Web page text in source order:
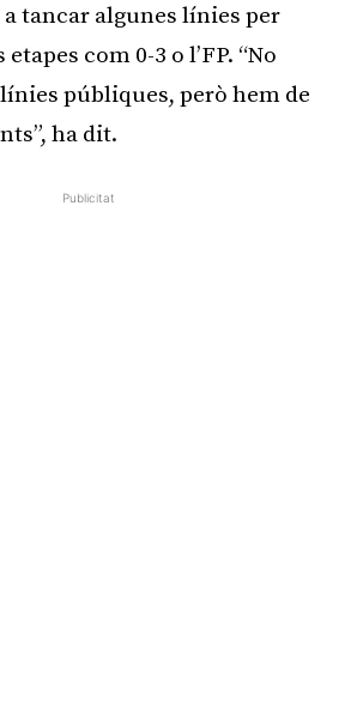
tancar algunes línies per
com 0-3 o l’FP. “No
públiques, però hem de
ha dit.
Publicitat